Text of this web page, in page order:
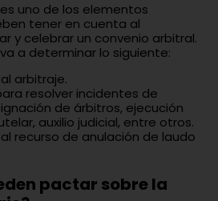
uno de los elementos
tener en cuenta al
y celebrar un convenio arbitral.
a determinar lo siguiente:
arbitraje.
resolver incidentes de
de árbitros, ejecución
auxilio judicial, entre otros.
recurso de anulación de laudo
pactar sobre la